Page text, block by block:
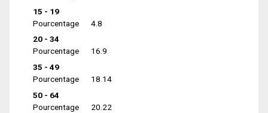
15 - 19
Pourcentage
4.8
20 - 34
Pourcentage
16.9
35 - 49
Pourcentage
18.14
50 - 64
Pourcentage
20.22